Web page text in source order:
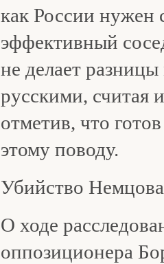
как России нужен
эффективный
не делает
русскими, считая
отметив, что
этому поводу.
Убийство Немцова
О ходе
оппозиционера